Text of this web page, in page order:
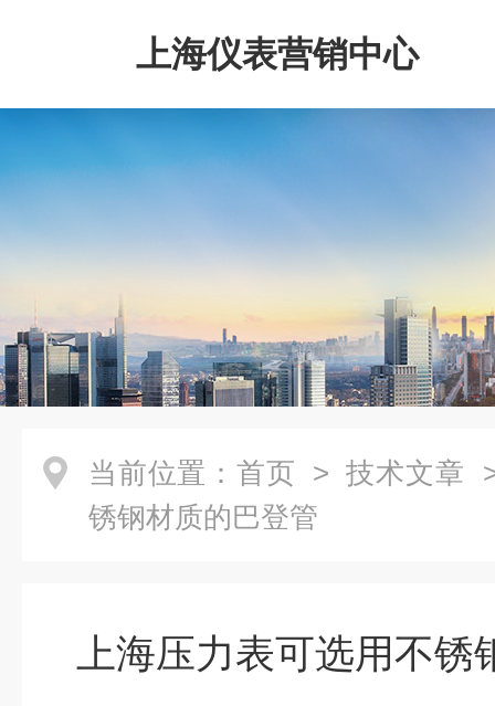
上海仪表营销中心
当前位置： 首页 > 技术文章
锈钢材质的巴登管
上海压力表可选用不